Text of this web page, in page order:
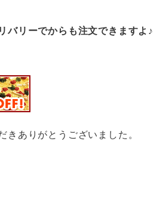
バリーでからも注文できますよ♪
きありがとうございました。